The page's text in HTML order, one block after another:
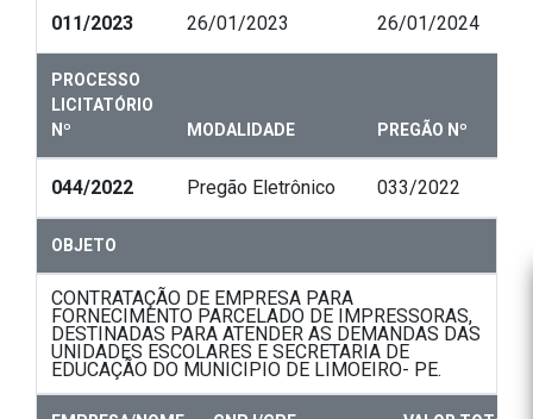
011/2023 26/01/2023 26/01/2024
PROCESSO
LICITATÓRIO
Nº
MODALIDADE PREGÃO Nº
044/2022 Pregão Eletrônico 033/2022
OBJETO
CONTRATAÇÃO DE EMPRESA PARA
FORNECIMENTO PARCELADO DE IMPRESSORAS,
DESTINADAS PARA ATENDER AS DEMANDAS DAS
UNIDADES ESCOLARES E SECRETARIA DE
EDUCAÇÃO DO MUNICIPIO DE LIMOEIRO- PE.